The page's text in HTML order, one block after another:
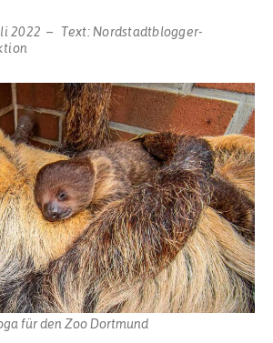
2022 Text: Nordstadtblogger-
für den Zoo Dortmund